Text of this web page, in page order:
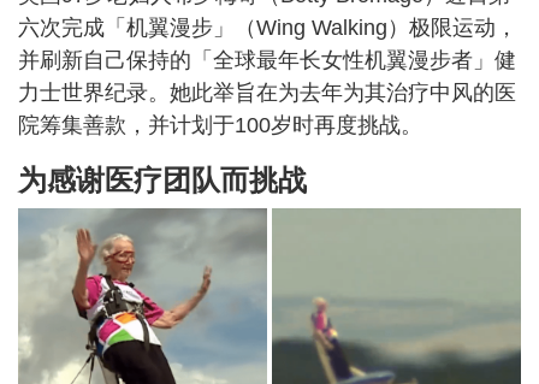
六次完成「机翼漫步」（Wing Walking）极限运动，
并刷新自己保持的「全球最年长女性机翼漫步者」健
力士世界纪录。她此举旨在为去年为其治疗中风的医
院筹集善款，并计划于100岁时再度挑战。
为感谢医疗团队而挑战